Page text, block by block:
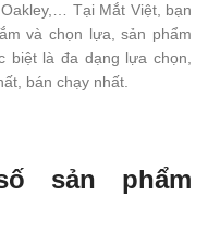
Tại Mắt Việt, bạn
và chọn lựa, sản phẩm
biệt là đa dạng lựa chọn,
bán chạy nhất.
sản phẩm